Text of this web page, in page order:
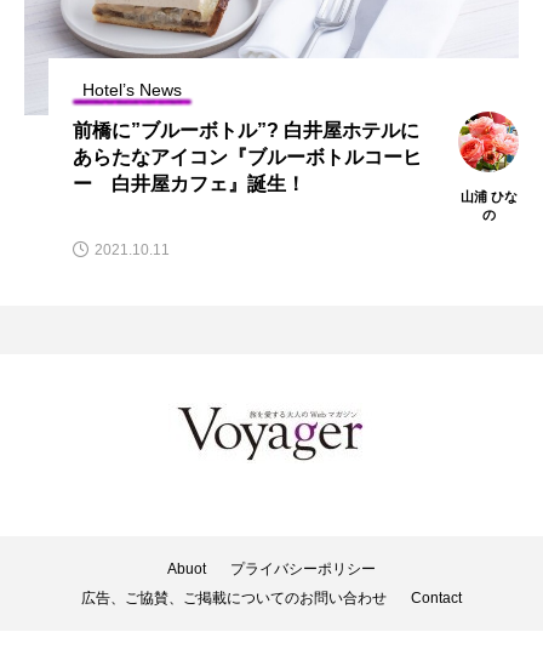
Hotel’s News
前橋に”ブルーボトル”? 白井屋ホテルに
あらたなアイコン『ブルーボトルコーヒ
ー 白井屋カフェ』誕生！
山浦 ひな
の
2021.10.11
Abuot
プライバシーポリシー
広告、ご協賛、ご掲載についてのお問い合わせ
Contact